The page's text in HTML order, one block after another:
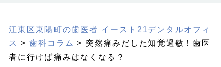
江東区東陽町の歯医者 イースト21デンタルオフィ
ス
>歯科コラム > 突然痛みだした知覚過敏！歯医
者に行けば痛みはなくなる？